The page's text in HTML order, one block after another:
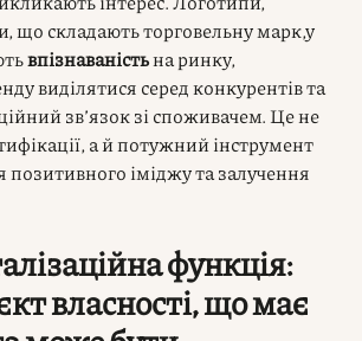
що складають торговельну марк,у
впізнаваністьна ринку,
виділятися серед конкурентів та
зв’язок зі споживачем. Це не
а й потужний інструмент
іміджу та залучення
функція:
власності, що має